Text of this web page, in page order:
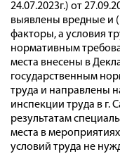
24.07.2023г.) от
выявлены вредные и
факторы, а условия
нормативным
места внесены в
государственным
труда и направлены
инспекции труда в г.
результатам
места в
условий труда не